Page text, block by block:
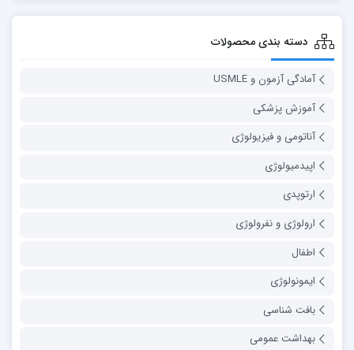
دسته بندی محصولات
آمادگی آزمون و USMLE
آموزش پزشکی
آناتومی و فیزیولوژی
اپیدمیولوژی
ارتوپدی
ارولوژی و نفرولوژی
اطفال
ایمونولوژی
بافت شناسی
بهداشت عمومی